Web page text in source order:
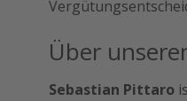
Über
Sebastian Pittaro